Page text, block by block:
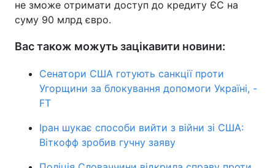
не зможе отримати доступ до кредиту ЄС на
суму 90 млрд євро.
Вас також можуть зацікавити новини:
Сенатори США готують санкції проти
Угорщини за блокування допомоги Україні, -
FT
Іран шукає способи вийти з війни зі США:
Віткофф зробив гучну заяву